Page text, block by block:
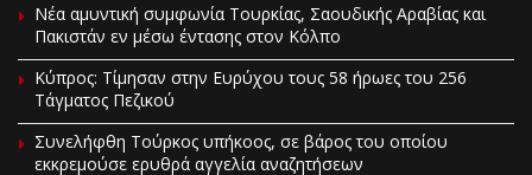
Νέα αμυντική συμφωνία Τουρκίας, Σαουδικής Αραβίας και
Πακιστάν εν μέσω έντασης στον Κόλπο
Κύπρος: Τίμησαν στην Ευρύχου τους 58 ήρωες του 256
Τάγματος Πεζικού
Συνελήφθη Τούρκος υπήκοος, σε βάρος του οποίου
εκκρεμούσε ερυθρά αγγελία αναζητήσεων